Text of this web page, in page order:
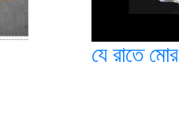
যে রাতে মোর